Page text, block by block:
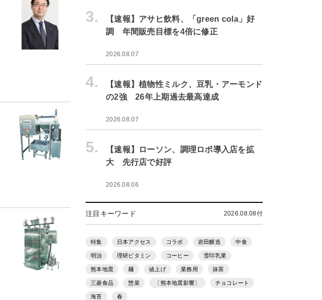
3.
【速報】アサヒ飲料、「green cola」好
調 年間販売目標を4倍に修正
2026.08.07
4.
【速報】植物性ミルク、豆乳・アーモンド
の2強 26年上期過去最高達成
2026.08.07
5.
【速報】ローソン、調理ロボ導入店を拡
大 先行店で好評
2026.08.06
注目キーワード 2026.08.08付
特集 日本アクセス コラボ 岩田醸造 中食
明治 理研ビタミン コーヒー 雪印乳業
熊本地震 麺 値上げ 業務用 抹茶
三菱食品 惣菜 〔熊本地震影響〕 チョコレート
海苔 春